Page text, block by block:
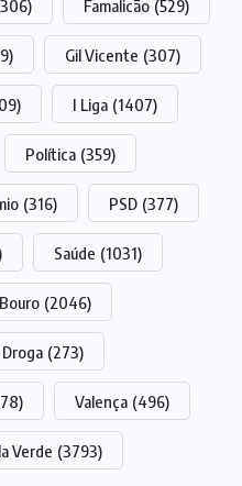
Famalicão (529)
Gil Vicente (307)
I Liga (1407)
Política (359)
(316) PSD (377)
Saúde (1031)
(2046)
(273)
Valença (496)
Verde (3793)